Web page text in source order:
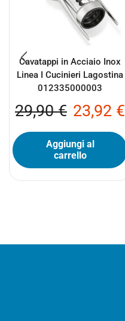
Cavatappi in Acciaio Inox
Linea I Cucinieri Lagostina
012335000003
29,90€ 23,92 €
Aggiungi al
carrello